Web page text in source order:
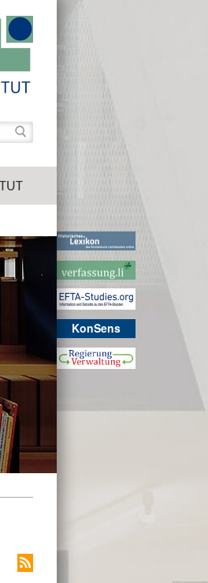
KonSens